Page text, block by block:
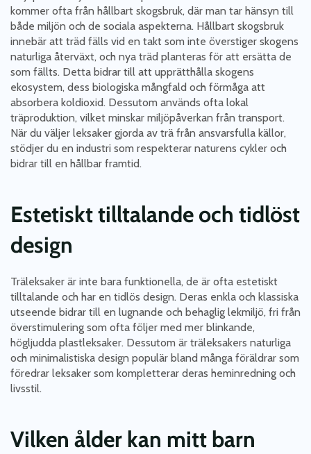
kommer ofta från hållbart skogsbruk, där man tar hänsyn till
både miljön och de sociala aspekterna. Hållbart skogsbruk
innebär att träd fälls vid en takt som inte överstiger skogens
naturliga återväxt, och nya träd planteras för att ersätta de
som fällts. Detta bidrar till att upprätthålla skogens
ekosystem, dess biologiska mångfald och förmåga att
absorbera koldioxid. Dessutom används ofta lokal
träproduktion, vilket minskar miljöpåverkan från transport.
När du väljer leksaker gjorda av trä från ansvarsfulla källor,
stödjer du en industri som respekterar naturens cykler och
bidrar till en hållbar framtid.
Estetiskt tilltalande och tidlöst
design
Träleksaker är inte bara funktionella, de är ofta estetiskt
tilltalande och har en tidlös design. Deras enkla och klassiska
utseende bidrar till en lugnande och behaglig lekmiljö, fri från
överstimulering som ofta följer med mer blinkande,
högljudda plastleksaker. Dessutom är träleksakers naturliga
och minimalistiska design populär bland många föräldrar som
föredrar leksaker som kompletterar deras heminredning och
livsstil.
Vilken ålder kan mitt barn